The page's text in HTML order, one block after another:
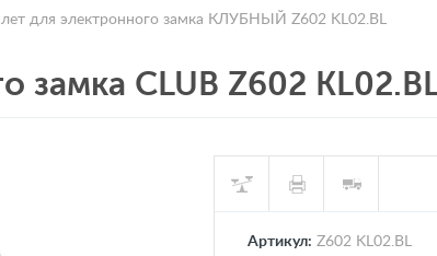
для электронного замка КЛУБНЫЙ Z602 KL02.BL
замка CLUB Z602
Артикул: Z602 KL02.BL